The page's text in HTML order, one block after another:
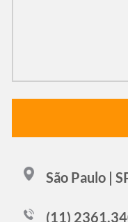
São Paulo |
(11)